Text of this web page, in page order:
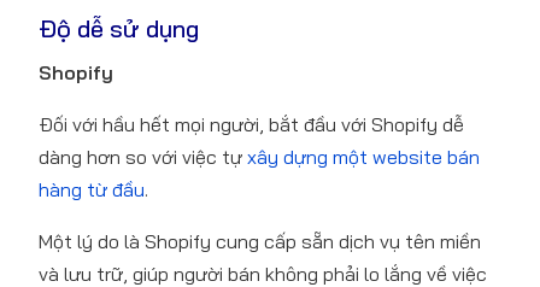
Độ dễ sử dụng
Shopify
Đối với hầu hết mọi người, bắt đầu với Shopify dễ
dàng hơn so với việc tự xây dựng một website bán
hàng từ đầu.
Một lý do là Shopify cung cấp sẵn dịch vụ tên miền
và lưu trữ, giúp người bán không phải lo lắng về việc